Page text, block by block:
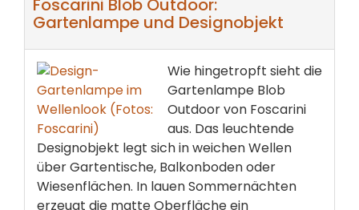
Foscarini Blob Outdoor:
Gartenlampe und Designobjekt
Wie hingetropft sieht die
Gartenlampe Blob
Outdoor von Foscarini
aus. Das leuchtende
Designobjekt legt sich in weichen Wellen
über Gartentische, Balkonboden oder
Wiesenflächen. In lauen Sommernächten
erzeugt die matte Oberfläche ein